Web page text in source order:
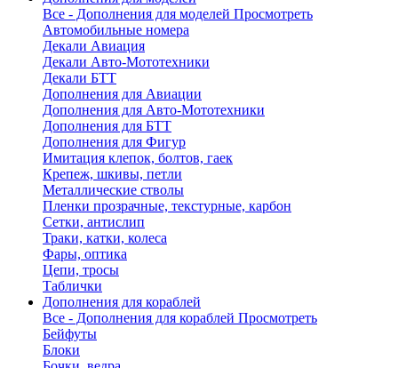
Все - Дополнения для моделей Просмотреть
Автомобильные номера
Декали Авиация
Декали Авто-Мототехники
Декали БТТ
Дополнения для Авиации
Дополнения для Авто-Мототехники
Дополнения для БТТ
Дополнения для Фигур
Имитация клепок, болтов, гаек
Крепеж, шкивы, петли
Металлические стволы
Пленки прозрачные, текстурные, карбон
Сетки, антислип
Траки, катки, колеса
Фары, оптика
Цепи, тросы
Таблички
Дополнения для кораблей
Все - Дополнения для кораблей Просмотреть
Бейфуты
Блоки